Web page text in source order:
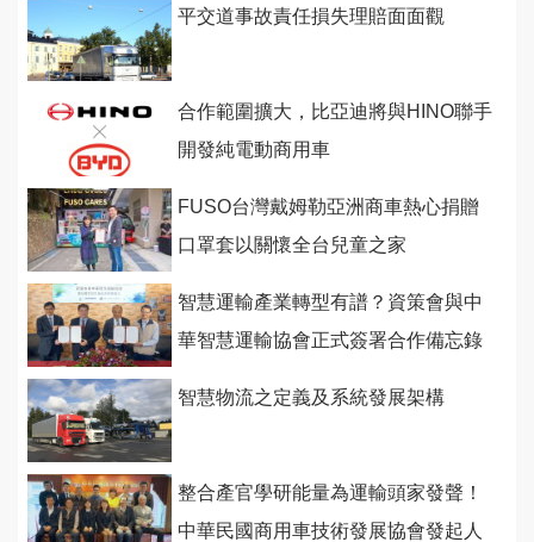
平交道事故責任損失理賠面面觀
合作範圍擴大，比亞迪將與HINO聯手
開發純電動商用車
FUSO台灣戴姆勒亞洲商車熱心捐贈
口罩套以關懷全台兒童之家
智慧運輸產業轉型有譜？資策會與中
華智慧運輸協會正式簽署合作備忘錄
智慧物流之定義及系統發展架構
整合產官學研能量為運輸頭家發聲！
中華民國商用車技術發展協會發起人